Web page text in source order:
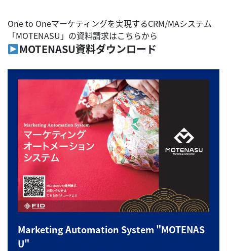
One to Oneマーケティングを実現するCRM/MAシステム
「MOTENASU」の資料請求はこちらから
MOTENASU資料ダウンロード
Marketing Automation System "MOTENAS
U"